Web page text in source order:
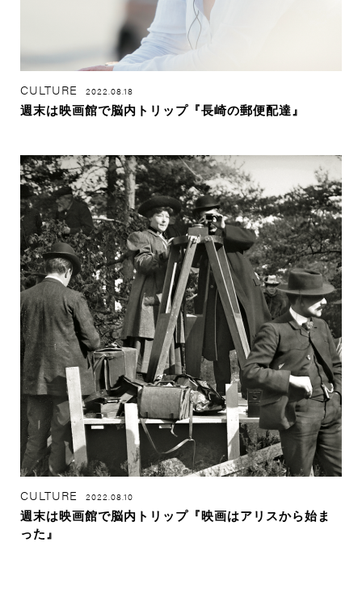
CULTURE 2022.08.18
週末は映画館で脳内トリップ『長崎の郵便配達』
CULTURE 2022.08.10
週末は映画館で脳内トリップ『映画はアリスから始ま
った』